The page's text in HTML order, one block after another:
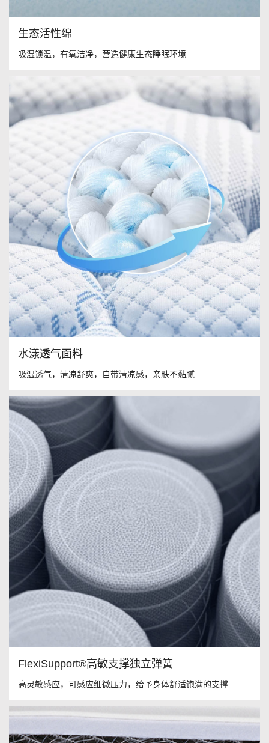
生态活性绵
吸湿锁温，有氧洁净，营造健康生态睡眠环境
水漾透气面料
吸湿透气，清凉舒爽，自带清凉感，亲肤不黏腻
FlexiSupport®高敏支撑独立弹簧
高灵敏感应，可感应细微压力，给予身体舒适饱满的支撑